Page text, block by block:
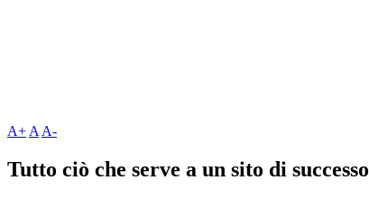
A+ A A-
Tutto ciò che serve a un sito di successo